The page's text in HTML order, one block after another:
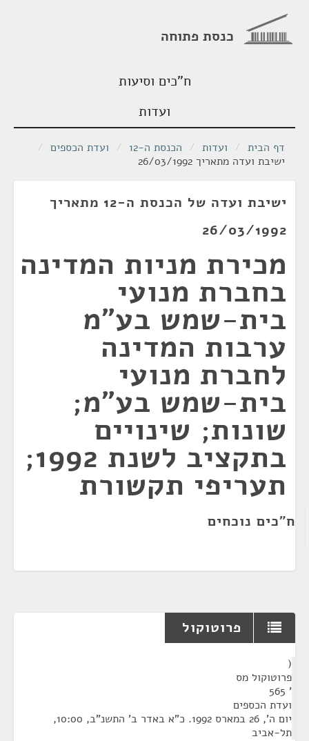
כנסת פתוחה
ח"כים וסיעות
ועדות
דף הבית / ועדות / הכנסת ה-12 / ועדת הכספים /
ישיבת ועדה מתאריך 26/03/1992
ישיבת ועדה של הכנסת ה-12 מתאריך
26/03/1992
מכירת מניות המדינה
בחברת מנועי
בית-שמש בע"מ
ערבות המדינה
לחברת מנועי
בית-שמש בע"מ;
שונות; שינויים
בתקציב לשנת 1992;
תעריפי תקשורת
ח"כים נוכחים
פרוטוקול
(
פרוטוקול מס
' 565
ועדת הכספים
יום ה', 26 במארס 1992. כ"א באדר ב' התשנ"ב, 10:00,
תל-אביב